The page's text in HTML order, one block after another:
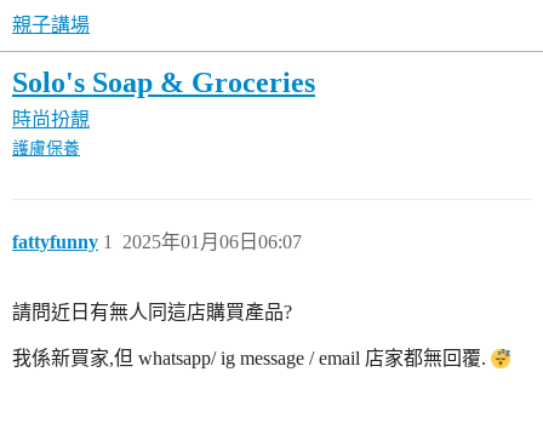
親子講場
Solo's Soap & Groceries
時尚扮靚
護膚保養
fattyfunny 2025年01月06日06:07
1
請問近日有無人同這店購買產品?
我係新買家,但 whatsapp/ ig message / email 店家都無回覆.